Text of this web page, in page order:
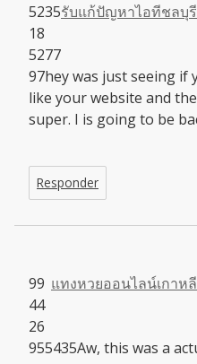
รับแก้ปัญหาไอทีชลบุรี
5235
18
5277
97hey was just seeing if
like your website and
super. I is going to be
Responder
แทงหวยออนไลน์เกาหลี
99
44
26
955435Aw, this was a